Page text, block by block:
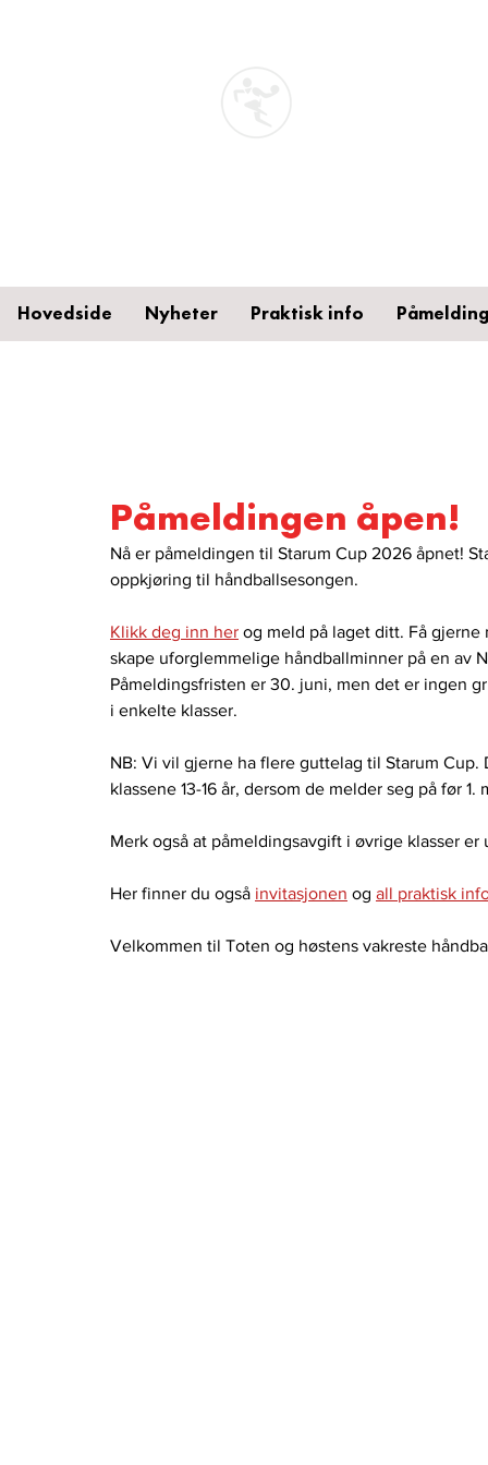
Hovedside Nyheter Praktisk info
Påmeldingen åpen!
Nå er påmeldingen til Starum Cup 2026 åpnet!
oppkjøring til håndballsesongen.
Klikk deg inn her og meld på laget ditt. Få
skape uforglemmelige håndballminner på en av
Påmeldingsfristen er 30. juni, men det er ingen
i enkelte klasser.
NB: Vi vil gjerne ha flere guttelag til Starum
klassene 13-16 år, dersom de melder seg på før 1.
Merk også at påmeldingsavgift i øvrige klasser
Her finner du også invitasjonen og all praktisk
Velkommen til Toten og høstens vakreste